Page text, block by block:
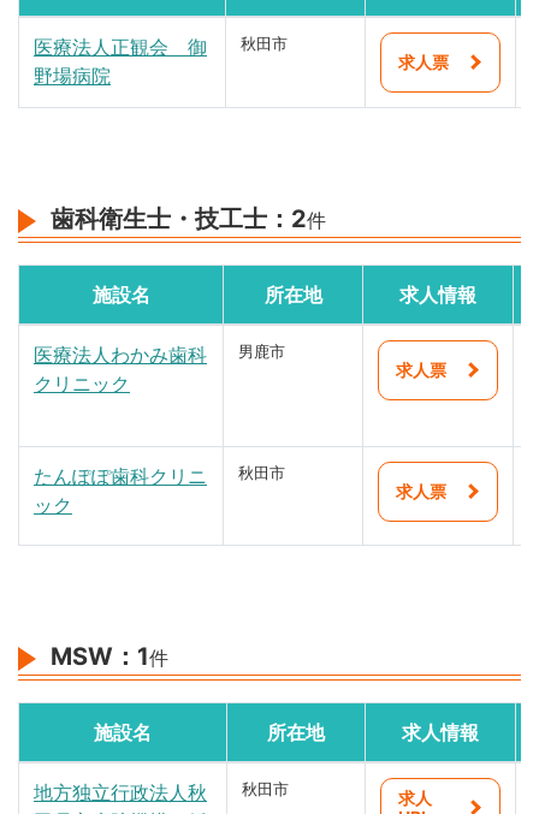
医療法人正観会 御
野場病院
秋田市
求人票
歯科衛生士・技工士： 2件
施設名 所在地 求人情報
医療法人わかみ歯科
クリニック
男鹿市
求人票
たんぽぽ歯科クリニ
ック
秋田市
求人票
MSW： 1件
施設名 所在地 求人情報
地方独立行政法人秋
秋田市
求人